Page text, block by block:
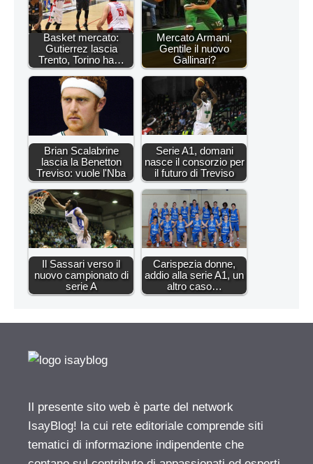
Basket mercato:
Gutierrez lascia
Trento, Torino ha…
Mercato Armani,
Gentile il nuovo
Gallinari?
Brian Scalabrine
lascia la Benetton
Treviso: vuole l'Nba
Serie A1, domani
nasce il consorzio per
il futuro di Treviso
Il Sassari verso il
nuovo campionato di
serie A
Carispezia donne,
addio alla serie A1, un
altro caso…
Il presente sito web è parte del network
IsayBlog! la cui rete editoriale comprende siti
tematici di informazione indipendente che